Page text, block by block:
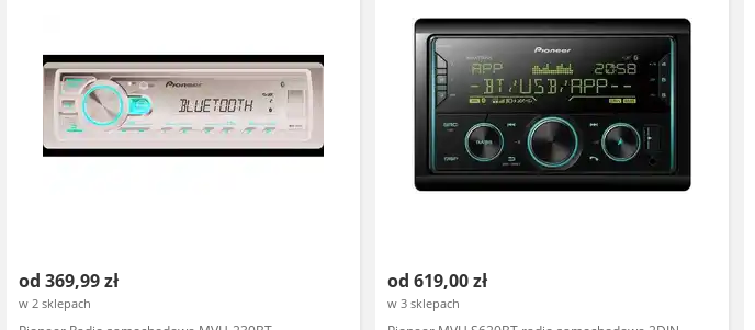
od 369,99 zł
w 2 sklepach
od 619,00 zł
w 3 sklepach